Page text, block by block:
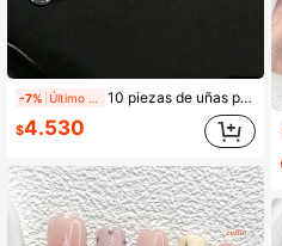
-7% 10 piezas de uñas postizas de verano de forma almendrada hechas a mano, estilo Y2K Millennium cool, contraste blanco y negro, gato de dibujos animados pintado a mano, rayas espirales, estrellas y lazo de purpurina plateada con decoración de strass, pegamento de gelatina y lima de uñas gratis
$4.530